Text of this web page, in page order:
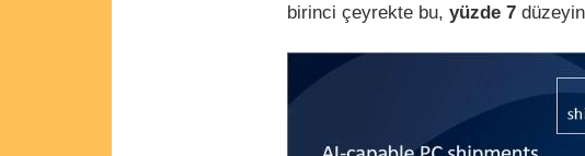
birinci çeyrekte bu, yüzde 7